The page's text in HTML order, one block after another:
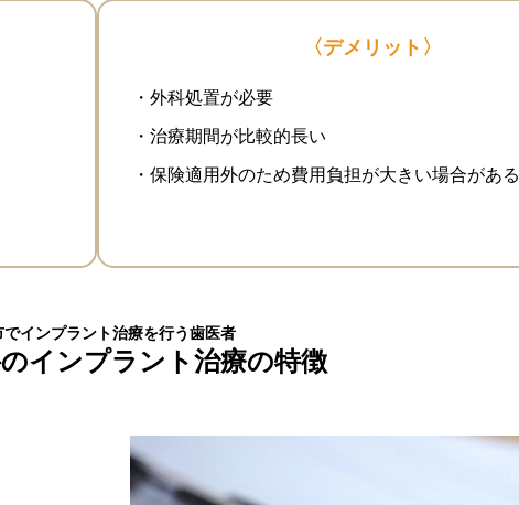
〈デメリット〉
・外科処置が必要
・治療期間が比較的長い
・保険適用外のため費用負担が大きい場合がある
でインプラント治療を行う歯医者
インプラント治療の特徴